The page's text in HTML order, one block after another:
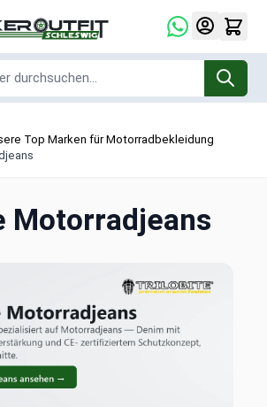
Top Marken für Motorradbekleidung
Motorradjeans